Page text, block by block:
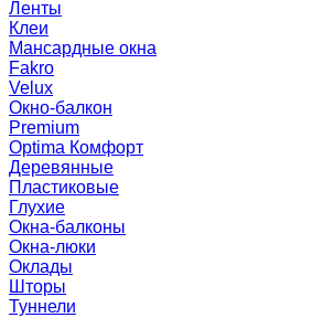
Ленты
Клеи
Мансардные окна
Fakro
Velux
Окно-балкон
Premium
Optima Комфорт
Деревянные
Пластиковые
Глухие
Окна-балконы
Окна-люки
Оклады
Шторы
Туннели